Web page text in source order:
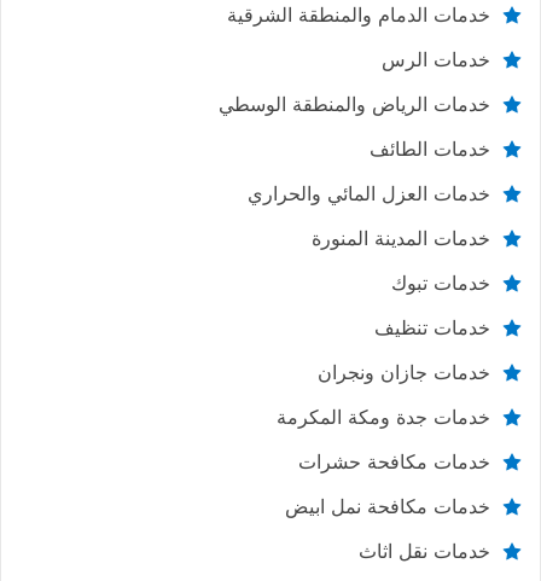
خدمات الدمام والمنطقة الشرقية
خدمات الرس
خدمات الرياض والمنطقة الوسطي
خدمات الطائف
خدمات العزل المائي والحراري
خدمات المدينة المنورة
خدمات تبوك
خدمات تنظيف
خدمات جازان ونجران
خدمات جدة ومكة المكرمة
خدمات مكافحة حشرات
خدمات مكافحة نمل ابيض
خدمات نقل اثاث